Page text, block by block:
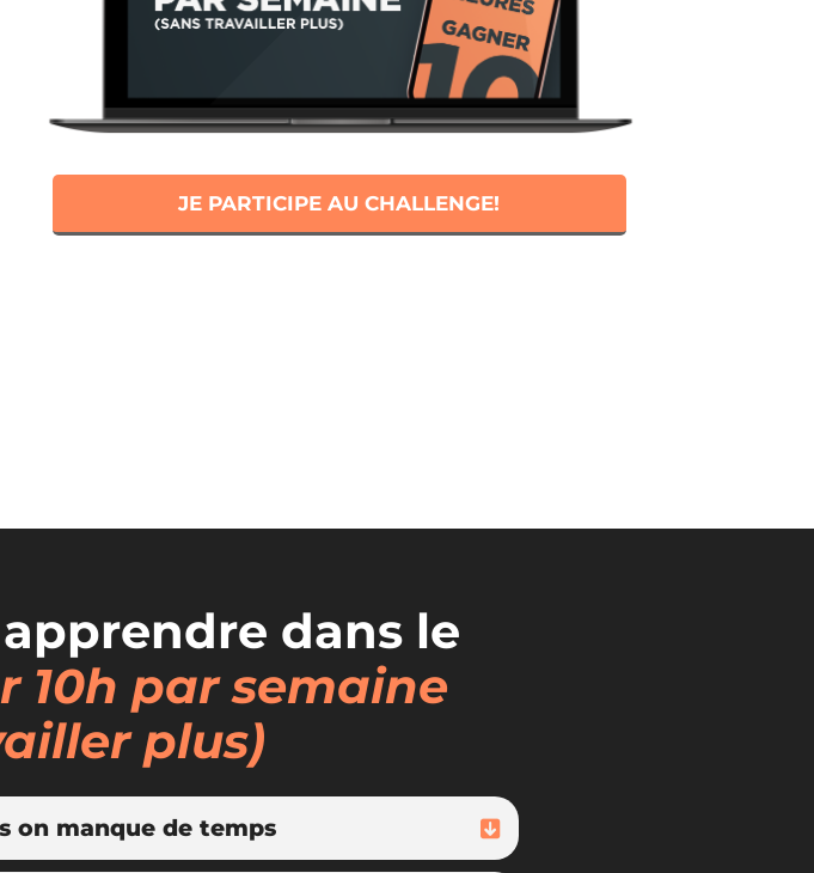
JE PARTICIPE AU CHALLENGE!
dans le
10h par semaine
plus)
on manque de temps
ensemble aux principales raisons qui font que